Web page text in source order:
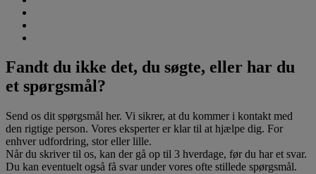
Fandt du ikke det, du søgte, eller har du
et spørgsmål?
Send os dit spørgsmål her. Vi sikrer, at du kommer i kontakt med
den rigtige person. Vores eksperter er klar til at hjælpe dig. For
enhver udfordring, stor eller lille.
Når du skriver til os, kan der gå op til 3 hverdage, før du har et svar.
Du kan eventuelt også få svar under vores ofte stillede spørgsmål.